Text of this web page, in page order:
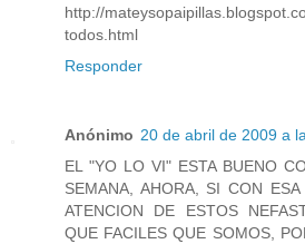
http://
todos.html
Responder
Anónimo 20 de abril de 2009 a
EL "YO LO VI" ESTA BUENO
SEMANA, AHORA, SI CON
ATENCION DE ESTOS
QUE FACILES QUE SOMOS,